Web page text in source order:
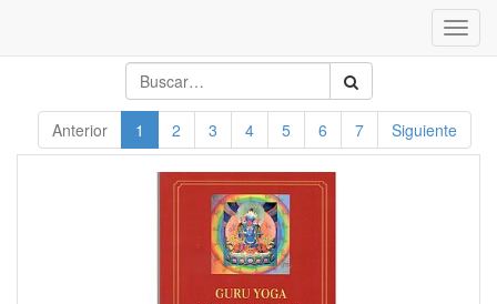
Anterior 1 2 3 4 5 6 7 Siguiente